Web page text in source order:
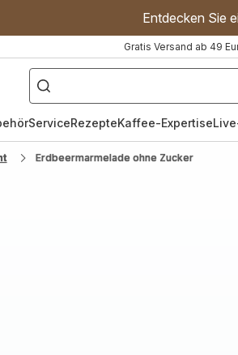
Entdecken Sie
Gratis Versand ab 49
["Kaffeevollautomat","Handmixer","Waffeleisen"]
ServiceRezepteKaffee-Expertise
Erdbeermarmelade ohne Zucker